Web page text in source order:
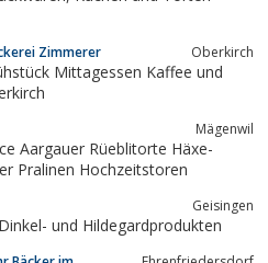
Zimmerer Oberkirch
Mittagessen Kaffee und
Mägenwil
Aargauer Rüeblitorte Häxe-
Pralinen Hochzeitstoren
Geisingen
und Hildegardprodukten